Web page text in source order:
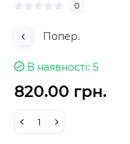
0
Попер.
В наявності 5
820.00 грн.